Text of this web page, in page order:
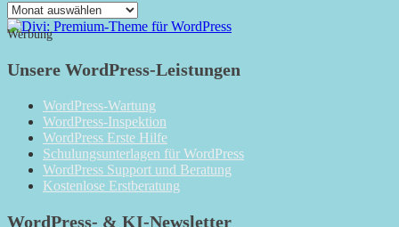
Das
Monatsarchiv
Werbung
Unsere WordPress-Leistungen
WordPress-Wartung
WordPress-Inspektion
WordPress Erste Hilfe
Schulungsunterlagen für WordPress
WordPress Support und Beratung
Kostenlose Erstberatung
WordPress- & KI-Newsletter